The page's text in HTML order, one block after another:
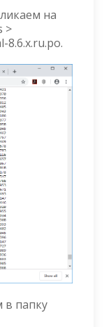
на
>
8.6.x.ru.po.
в папку